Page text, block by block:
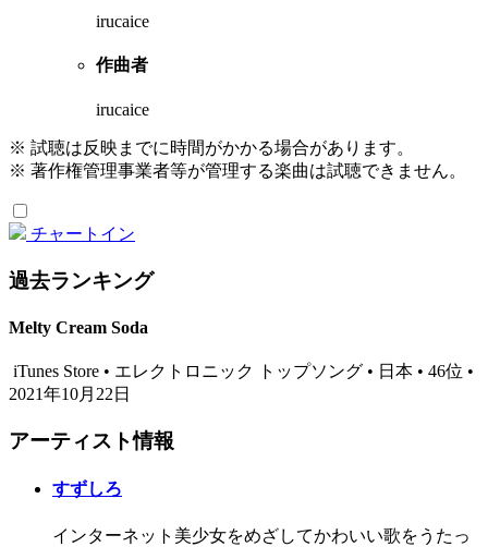
irucaice
作曲者
irucaice
※ 試聴は反映までに時間がかかる場合があります。
※ 著作権管理事業者等が管理する楽曲は試聴できません。
チャートイン
過去ランキング
Melty Cream Soda
iTunes Store • エレクトロニック トップソング • 日本 • 46位 •
2021年10月22日
アーティスト情報
すずしろ
インターネット美少女をめざしてかわいい歌をうたっ